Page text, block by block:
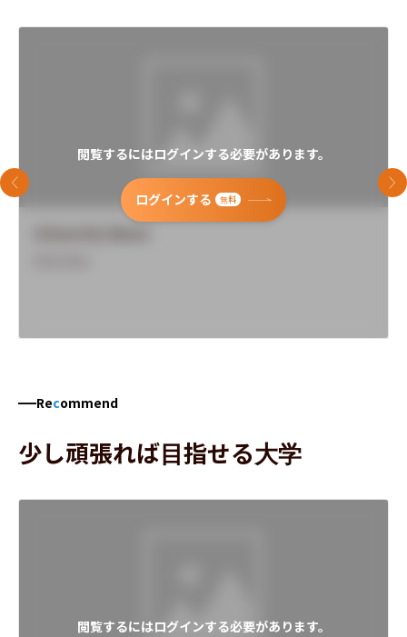
閲覧するにはログインする必要があります。
ログインする 無料
前のスライド 次
Recommend
少し頑張れば目指せる大学
閲覧するにはログインする必要があります。